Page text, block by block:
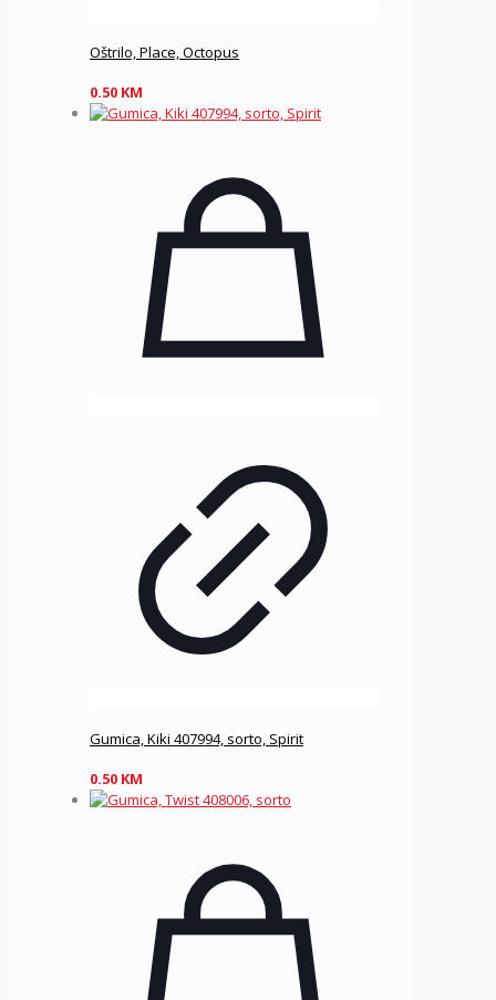
Oštrilo, Place, Octopus
0.50 KM
Gumica, Kiki 407994, sorto, Spirit
0.50 KM